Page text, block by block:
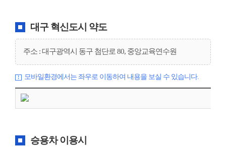
대구 혁신도시 약도
주소 : 대구광역시 동구 첨단로 80, 중앙교육연수원
모바일환경에서는 좌우로 이동하여 내용을 보실 수 있습니다.
승용차 이용시